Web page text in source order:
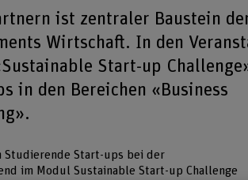
ist zentraler Baustein
Wirtschaft. In den
Start-up
in den Bereichen «Business
Studierende Start-ups bei der
im Modul Sustainable Start-up Challenge